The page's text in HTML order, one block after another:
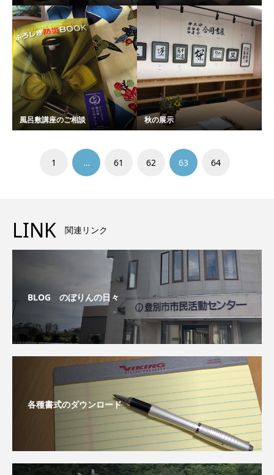
風呂敷講座のご相談 秋の展示
1 … 61 62 63 64
LINK 関連リンク
BLOG のぼりんの日々
各種書式のダウンロード